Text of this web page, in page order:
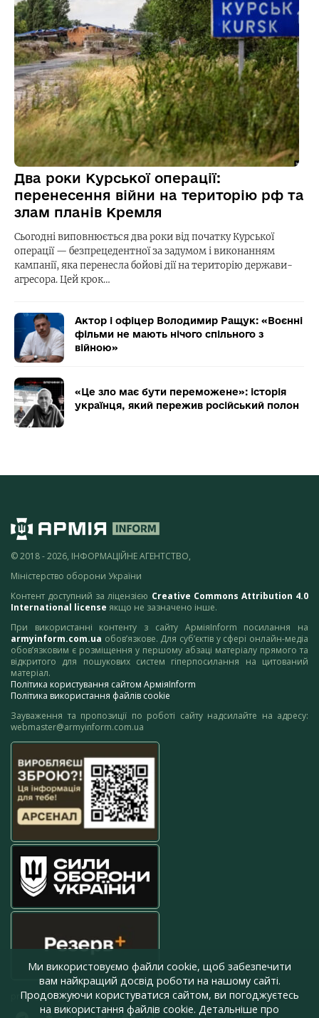
Два роки Курської операції:
перенесення війни на територію рф та
злам планів Кремля
Сьогодні виповнюється два роки від початку Курської
операції — безпрецедентної за задумом і виконанням
кампанії, яка перенесла бойові дії на територію держави-
агресора. Цей крок…
Актор і офіцер Володимир Ращук: «Воєнні
фільми не мають нічого спільного з
війною»
«Це зло має бути переможене»: історія
українця, який пережив російський полон
© 2018 - 2026, ІНФОРМАЦІЙНЕ АГЕНТСТВО,
Міністерство оборони України
Контент доступний за ліцензією Creative Commons Attribution 4.0
International license якщо не зазначено інше.
При використанні контенту з сайту АрміяInform посилання на
armyinform.com.ua обов’язкове. Для суб’єктів у сфері онлайн-медіа
обов’язковим є розміщення у першому абзаці матеріалу прямого та
відкритого для пошукових систем гіперпосилання на цитований
матеріал.
Політика користування сайтом АрміяInform
Політика використання файлів cookie
Зауваження та пропозиції по роботі сайту надсилайте на адресу:
webmaster@armyinform.com.ua
press@armyinform.com.ua
Ми використовуємо файли cookie, щоб забезпечити
вам найкращий досвід роботи на нашому сайті.
Продовжуючи користуватися сайтом, ви погоджуєтесь
на використання файлів cookie. Детальніше про